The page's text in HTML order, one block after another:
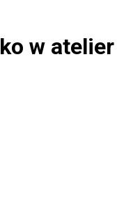
w atelier